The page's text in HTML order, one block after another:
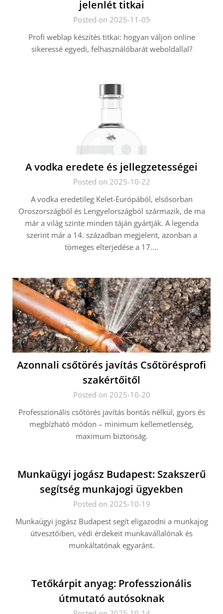
jelenlét titkai
Posted on 2025-11-05
Profi weblap készítés titkai: hogyan váljon online
sikeressé egyedi, felhasználóbarát weboldallal?
A vodka eredete és jellegzetességei
Posted on 2025-10-22
A vodka eredetileg Kelet-Európából, elsősorban
Oroszországból és Lengyelországból származik, de ma
már a világ szinte minden táján gyártják. A legenda
szerint már a 14. században megjelent, azonban a
tömeges elterjedése a 17….
Azonnali csőtörés javítás Csőtörésprofi
szakértőitől
Posted on 2025-10-20
Professzionális csőtörés javítás bontás nélkül, gyors és
megbízható módon – minimum kellemetlenség,
maximum biztonság.
Munkaügyi jogász Budapest: Szakszerű
segítség munkajogi ügyekben
Posted on 2025-10-19
Munkaügyi jogász Budapest segít eligazodni a munkajog
útvesztőiben, védi érdekeit munkavállalónak és
munkáltatónak egyaránt.
Tetőkárpit anyag: Professzionális
útmutató autósoknak